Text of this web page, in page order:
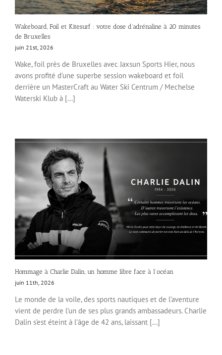
Wakeboard, Foil et Kitesurf : votre dose d’adrénaline à 20 minutes
de Bruxelles
juin 21st, 2026
Wake, foil près de Bruxelles avec Jaxsun Sports Hier, nous
avons profité d’une superbe session wakeboard et foil
derrière un MasterCraft au Water Ski Centrum / Mechelse
Waterski Klub à [...]
Hommage à Charlie Dalin, un homme libre face à l’océan
juin 11th, 2026
Le monde de la voile, des sports nautiques et de l’aventure
vient de perdre l’un de ses plus grands ambassadeurs. Charlie
Dalin s’est éteint à l’âge de 42 ans, laissant [...]